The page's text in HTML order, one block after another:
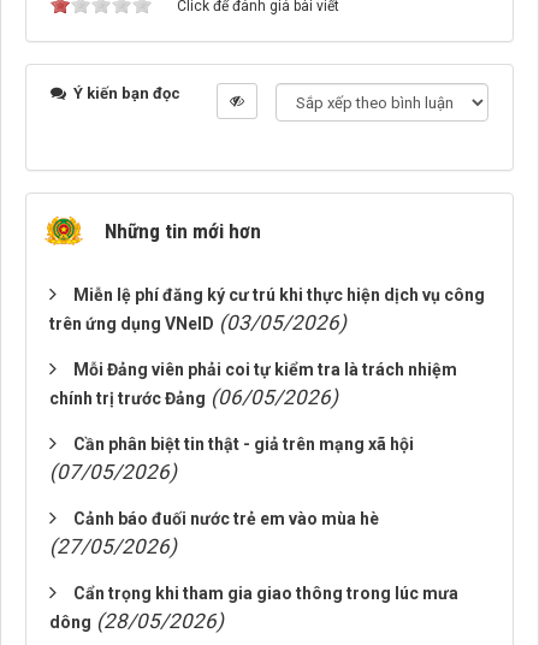
Click để đánh giá bài viết
Ý kiến bạn đọc
Những tin mới hơn
Miễn lệ phí đăng ký cư trú khi thực hiện dịch vụ công
trên ứng dụng VNeID (03/05/2026)
Mỗi Đảng viên phải coi tự kiểm tra là trách nhiệm
chính trị trước Đảng (06/05/2026)
Cần phân biệt tin thật - giả trên mạng xã hội
(07/05/2026)
Cảnh báo đuối nước trẻ em vào mùa hè
(27/05/2026)
Cẩn trọng khi tham gia giao thông trong lúc mưa
dông (28/05/2026)